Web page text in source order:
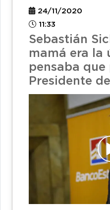
24/11/2020
11:33
Sebastián
mamá era la
pensaba que
Presidente